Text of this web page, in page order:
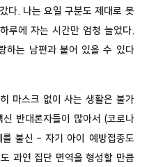
다. 나는 요일 구분도 제대로 못
루에 자는 시간만 엄청 늘었다.
하는 남편과 붙어 있을 수 있다
마스크 없이 사는 생활은 불가
반대론자들이 많아서 (코로나
불신 – 자기 아이 예방접종도
과연 집단 면역을 형성할 만큼